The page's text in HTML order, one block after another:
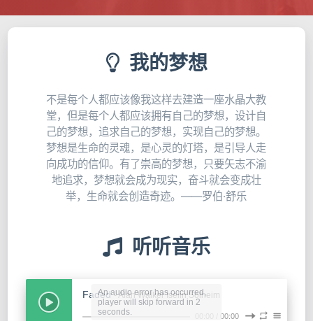
我的梦想
不是每个人都应该像我这样去建造一座水晶大教
堂，但是每个人都应该拥有自己的梦想，设计自
己的梦想，追求自己的梦想，实现自己的梦想。
梦想是生命的灵魂，是心灵的灯塔，是引导人走
向成功的信仰。有了崇高的梦想，只要矢志不渝
地追求，梦想就会成为现实，奋斗就会变成壮
举，生命就会创造奇迹。——罗伯·舒乐
听听音乐
Faded - Alan Walker Iselin Solheim
00:00
An audio error has occurred,
player will skip forward in 2
seconds.